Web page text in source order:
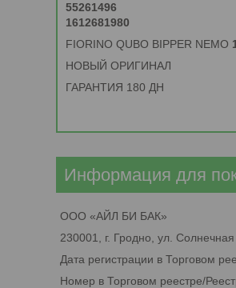
55261496
1612681980
FIORINO QUBO BIPPER NEMO
НОВЫЙ ОРИГИНАЛ
ГАРАНТИЯ 180 ДН
Информация для
ООО «АЙЛ БИ БАК»
230001, г. Гродно, ул. Солнечная
Дата регистрации в Торговом
Номер в Торговом реестре/